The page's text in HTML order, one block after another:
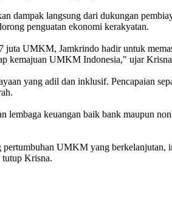
dampak langsung dari dukungan
penguatan ekonomi kerakyatan.
UMKM, Jamkrindo hadir untuk
kemajuan UMKM Indonesia," ujar
yang adil dan inklusif. Pencapaian
keuangan baik bank maupun
UMKM yang berkelanjutan,
tutup Krisna.